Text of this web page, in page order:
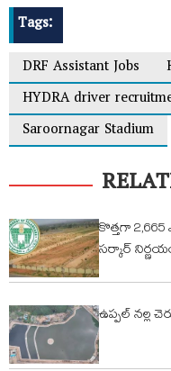
Tags:
DRF Assistant Jobs
HYDRA driver
Saroornagar Stadium
కొత్తగా
సర్కార్
ఉప్పల్ నల్ల